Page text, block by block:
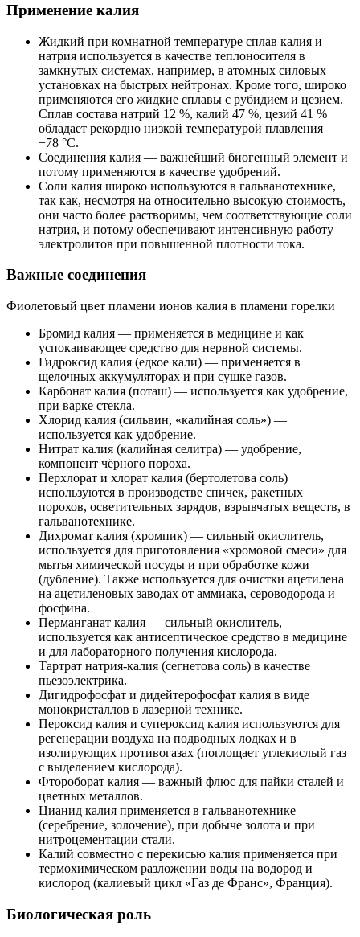
Применение калия
Жидкий при комнатной температуре сплав калия и
натрия используется в качестве теплоносителя в
замкнутых системах, например, в атомных силовых
установках на быстрых нейтронах. Кроме того, широко
применяются его жидкие сплавы с рубидием и цезием.
Сплав состава натрий 12 %, калий 47 %, цезий 41 %
обладает рекордно низкой температурой плавления
−78 °C.
Соединения калия — важнейший биогенный элемент и
потому применяются в качестве удобрений.
Соли калия широко используются в гальванотехнике,
так как, несмотря на относительно высокую стоимость,
они часто более растворимы, чем соответствующие соли
натрия, и потому обеспечивают интенсивную работу
электролитов при повышенной плотности тока.
Важные соединения
Фиолетовый цвет пламени ионов калия в пламени горелки
Бромид калия — применяется в медицине и как
успокаивающее средство для нервной системы.
Гидроксид калия (едкое кали) — применяется в
щелочных аккумуляторах и при сушке газов.
Карбонат калия (поташ) — используется как удобрение,
при варке стекла.
Хлорид калия (сильвин, «калийная соль») —
используется как удобрение.
Нитрат калия (калийная селитра) — удобрение,
компонент чёрного пороха.
Перхлорат и хлорат калия (бертолетова соль)
используются в производстве спичек, ракетных
порохов, осветительных зарядов, взрывчатых веществ, в
гальванотехнике.
Дихромат калия (хромпик) — сильный окислитель,
используется для приготовления «хромовой смеси» для
мытья химической посуды и при обработке кожи
(дубление). Также используется для очистки ацетилена
на ацетиленовых заводах от аммиака, сероводорода и
фосфина.
Перманганат калия — сильный окислитель,
используется как антисептическое средство в медицине
и для лабораторного получения кислорода.
Тартрат натрия-калия (сегнетова соль) в качестве
пьезоэлектрика.
Дигидрофосфат и дидейтерофосфат калия в виде
монокристаллов в лазерной технике.
Пероксид калия и супероксид калия используются для
регенерации воздуха на подводных лодках и в
изолирующих противогазах (поглощает углекислый газ
с выделением кислорода).
Фтороборат калия — важный флюс для пайки сталей и
цветных металлов.
Цианид калия применяется в гальванотехнике
(серебрение, золочение), при добыче золота и при
нитроцементации стали.
Калий совместно с перекисью калия применяется при
термохимическом разложении воды на водород и
кислород (калиевый цикл «Газ де Франс», Франция).
Биологическая роль